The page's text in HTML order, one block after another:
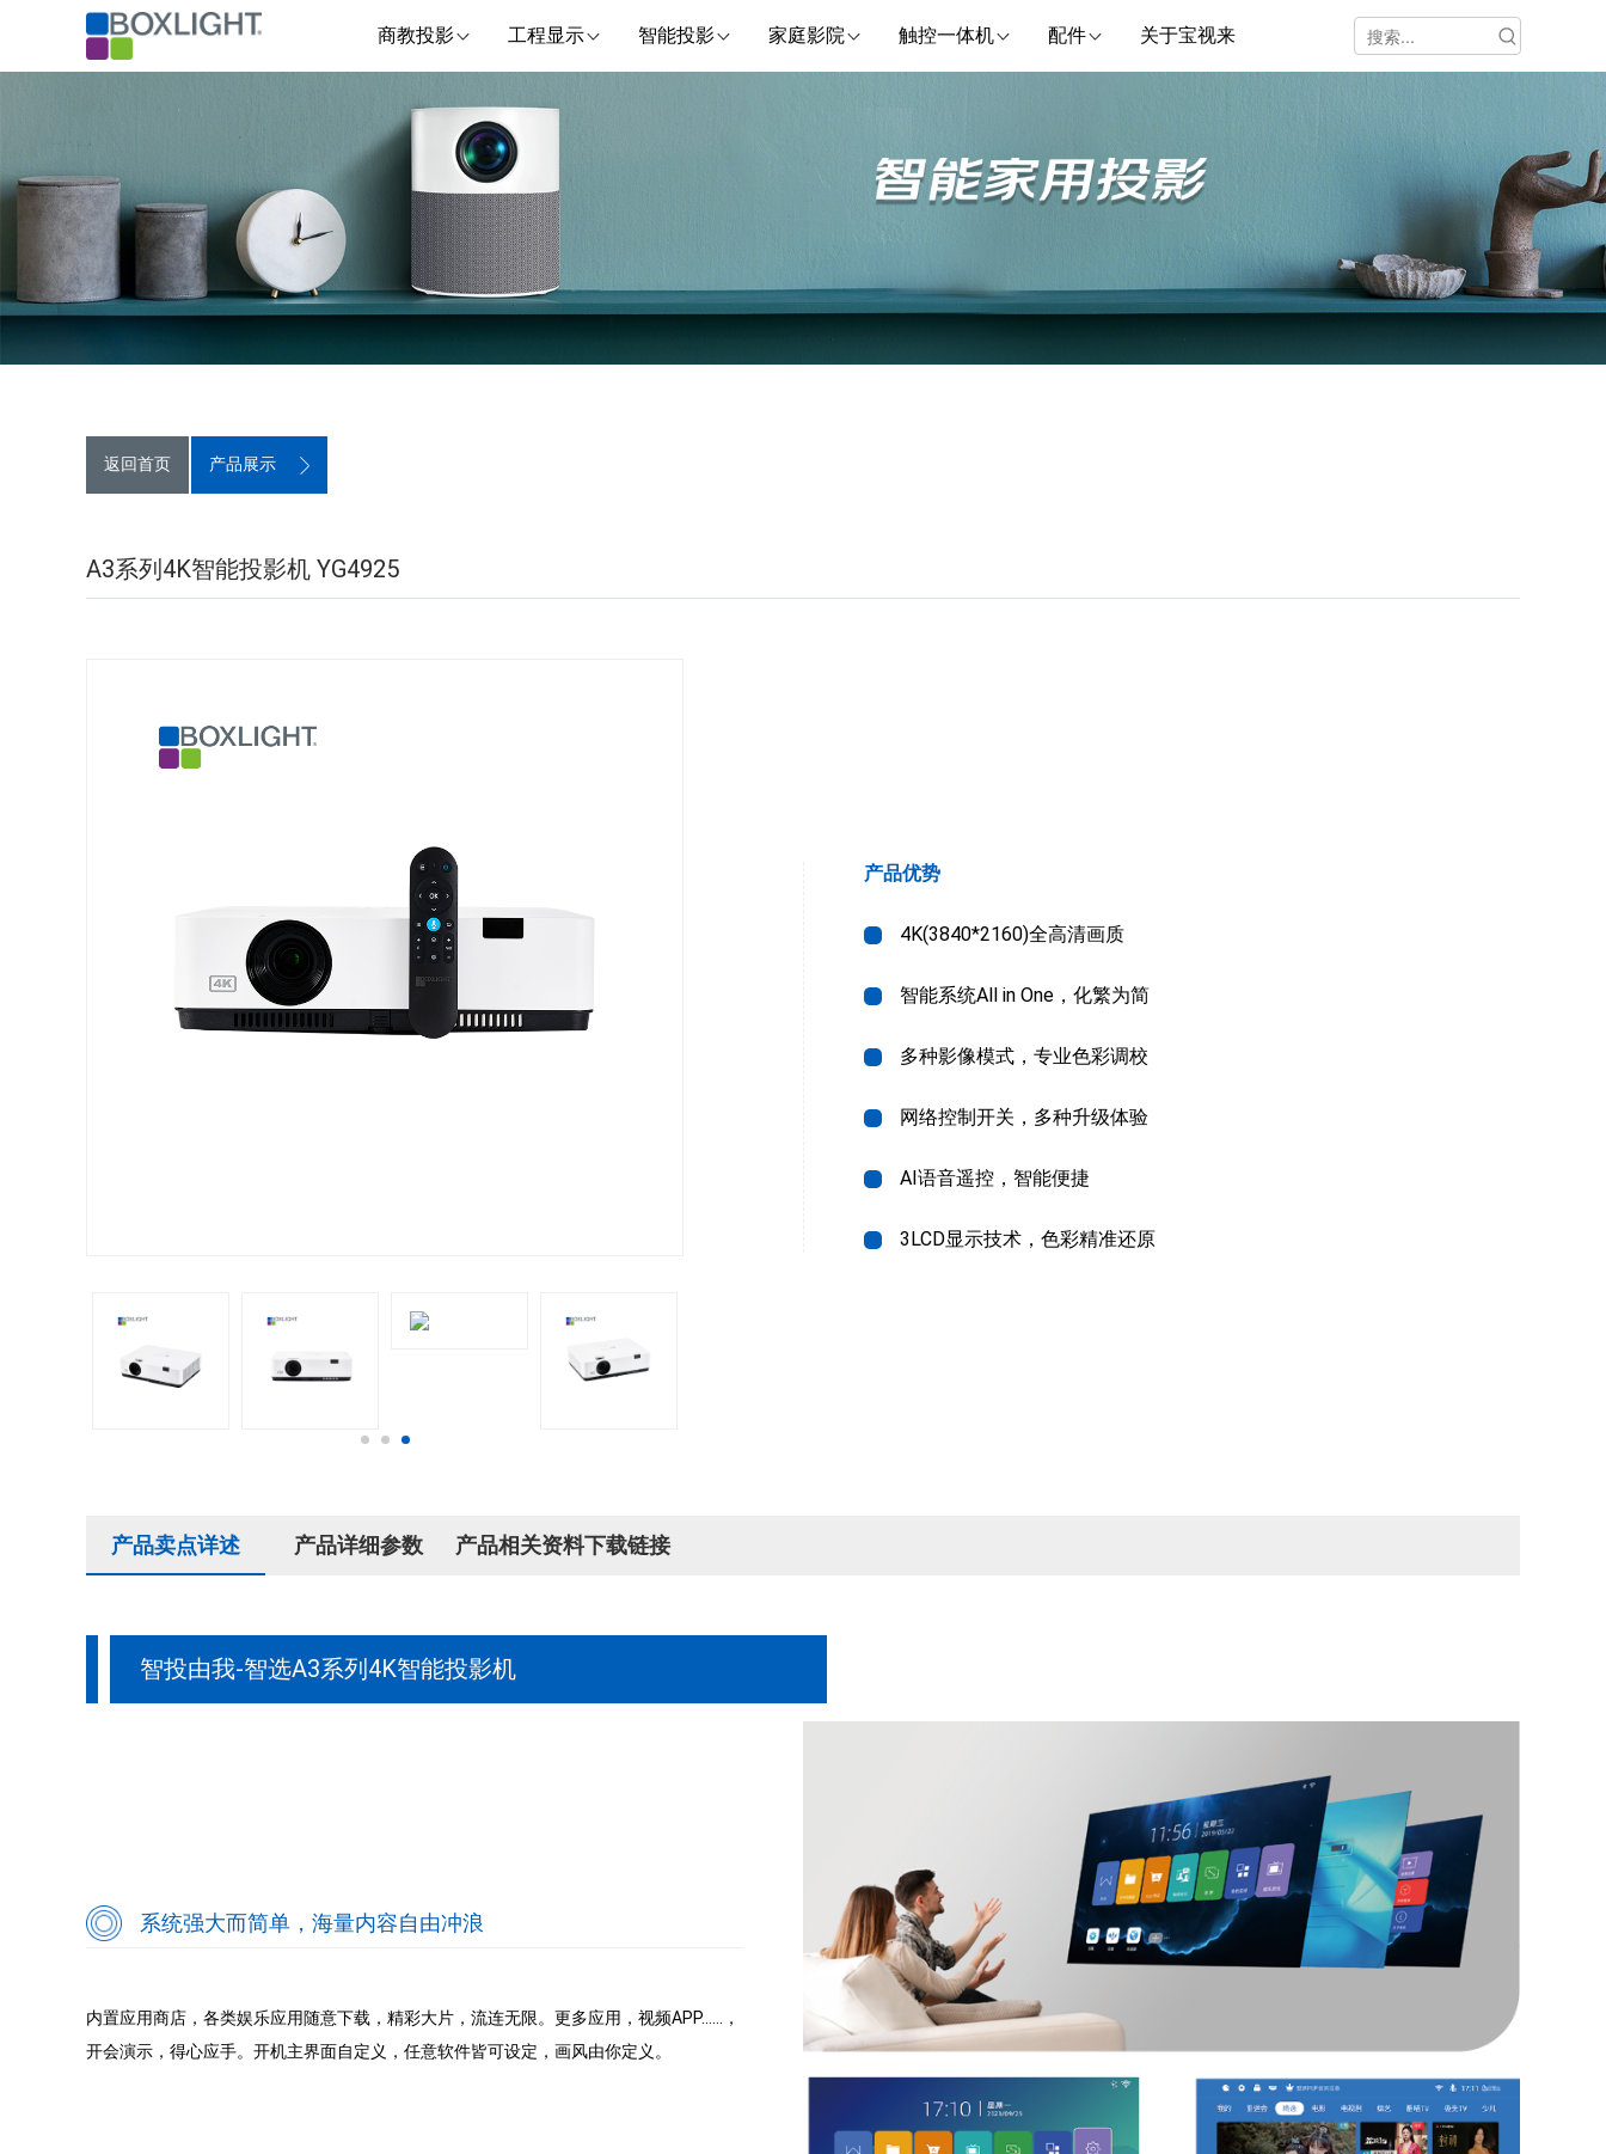
商教投影 工程显示 智能投影 家庭影院 触控一体机 配件 关于宝视来
返回首页 产品展示
A3系列4K智能投影机 YG4925
产品优势
4K(3840*2160)全高清画质
智能系统All in One，化繁为简
多种影像模式，专业色彩调校
网络控制开关，多种升级体验
AI语音遥控，智能便捷
3LCD显示技术，色彩精准还原
产品卖点详述 产品详细参数 产品相关资料下载链接
智投由我-智选A3系列4K智能投影机
系统强大而简单，海量内容自由冲浪
内置应用商店，各类娱乐应用随意下载，精彩大片，流连无限。更多应用，视频APP……，
开会演示，得心应手。开机主界面自定义，任意软件皆可设定，画风由你定义。